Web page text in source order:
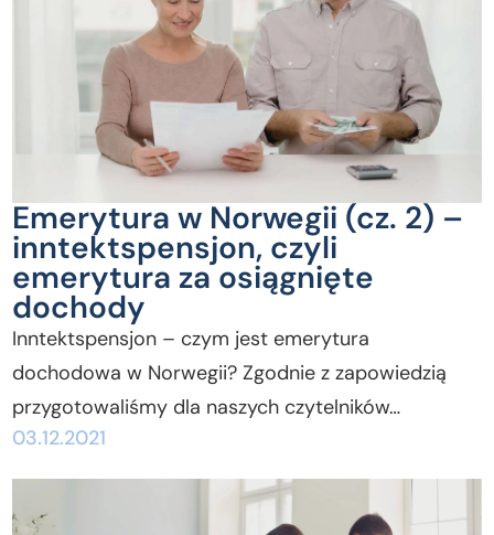
Emerytura w Norwegii (cz. 2) –
inntektspensjon, czyli
emerytura za osiągnięte
dochody
Inntektspensjon – czym jest emerytura
dochodowa w Norwegii? Zgodnie z zapowiedzią
przygotowaliśmy dla naszych czytelników…
03.12.2021